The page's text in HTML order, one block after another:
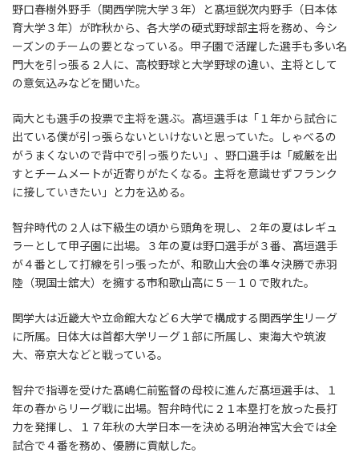
野口春樹外野手（関西学院大学３年）と髙垣鋭次内野手（日本体
育大学３年）が昨秋から、各大学の硬式野球部主将を務め、今シ
ーズンのチームの要となっている。甲子園で活躍した選手も多い名
門大を引っ張る２人に、高校野球と大学野球の違い、主将として
の意気込みなどを聞いた。
両大とも選手の投票で主将を選ぶ。髙垣選手は「１年から試合に
出ている僕が引っ張らないといけないと思っていた。しゃべるの
がうまくないので背中で引っ張りたい」、野口選手は「威厳を出
すとチームメートが近寄りがたくなる。主将を意識せずフランク
に接していきたい」と力を込める。
智弁時代の２人は下級生の頃から頭角を現し、２年の夏はレギュ
ラーとして甲子園に出場。３年の夏は野口選手が３番、髙垣選手
が４番として打線を引っ張ったが、和歌山大会の準々決勝で赤羽
陸（現国士舘大）を擁する市和歌山高に５―１０で敗れた。
関学大は近畿大や立命館大など６大学で構成する関西学生リーグ
に所属。日体大は首都大学リーグ１部に所属し、東海大や筑波
大、帝京大などと戦っている。
智弁で指導を受けた髙嶋仁前監督の母校に進んだ髙垣選手は、１
年の春からリーグ戦に出場。智弁時代に２１本塁打を放った長打
力を発揮し、１７年秋の大学日本一を決める明治神宮大会では全
試合で４番を務め、優勝に貢献した。